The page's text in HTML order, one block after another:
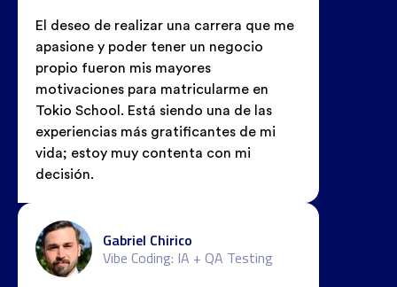
El deseo de realizar una carrera que me
apasione y poder tener un negocio
propio fueron mis mayores
motivaciones para matricularme en
Tokio School. Está siendo una de las
experiencias más gratificantes de mi
vida; estoy muy contenta con mi
decisión.
Gabriel Chirico
Vibe Coding: IA + QA Testing